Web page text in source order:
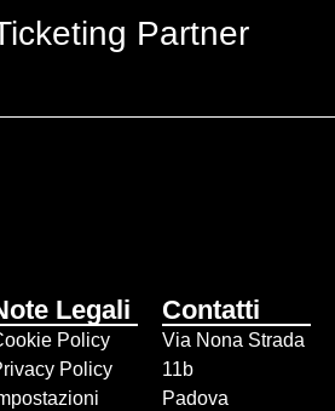
Partner
Legali
Policy
Policy
Contatti
Via Nona Strada
11b
Padova